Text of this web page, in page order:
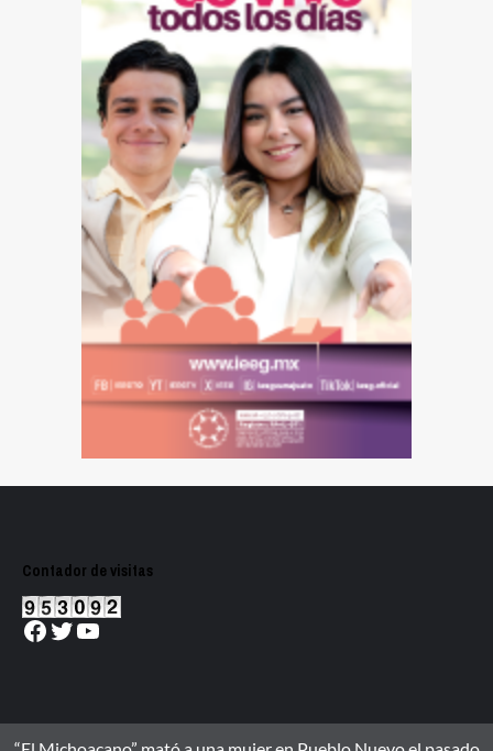
Contador de visitas
Facebook
Twitter
YouTube